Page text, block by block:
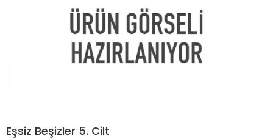
Eşsiz Beşizler 5. Cilt